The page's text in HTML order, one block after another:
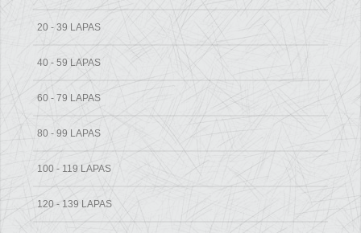
20 - 39 LAPAS
40 - 59 LAPAS
60 - 79 LAPAS
80 - 99 LAPAS
100 - 119 LAPAS
120 - 139 LAPAS